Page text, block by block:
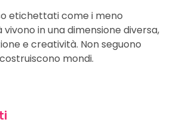
etichettati come i meno
vivono in una dimensione diversa,
e creatività. Non seguono
mondi.